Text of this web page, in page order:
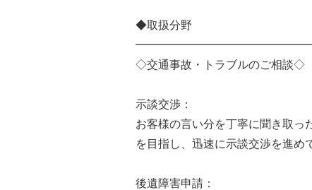
◆取扱分野
◇交通事故・トラブルのご相談◇
示談交渉：
お客様の言い分を丁寧に聞き取っ
を目指し、迅速に示談交渉を進め
後遺障害申請：